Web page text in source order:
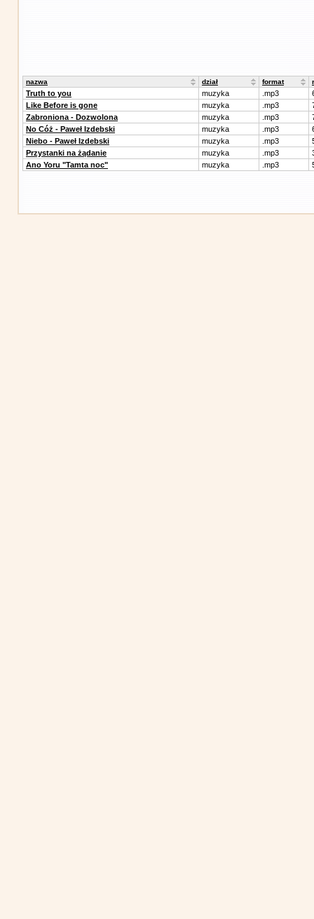
nazwa dział format
Truth to you muzyka .mp3
Like Before is gone
muzyka .mp3
Zabroniona - Dozwolona
muzyka .mp3
No Cóż - Paweł Izdebski
muzyka .mp3
Niebo - Paweł Izdebski
muzyka .mp3
Przystanki na żądanie
muzyka .mp3
Ano Yoru "Tamta noc"
muzyka .mp3